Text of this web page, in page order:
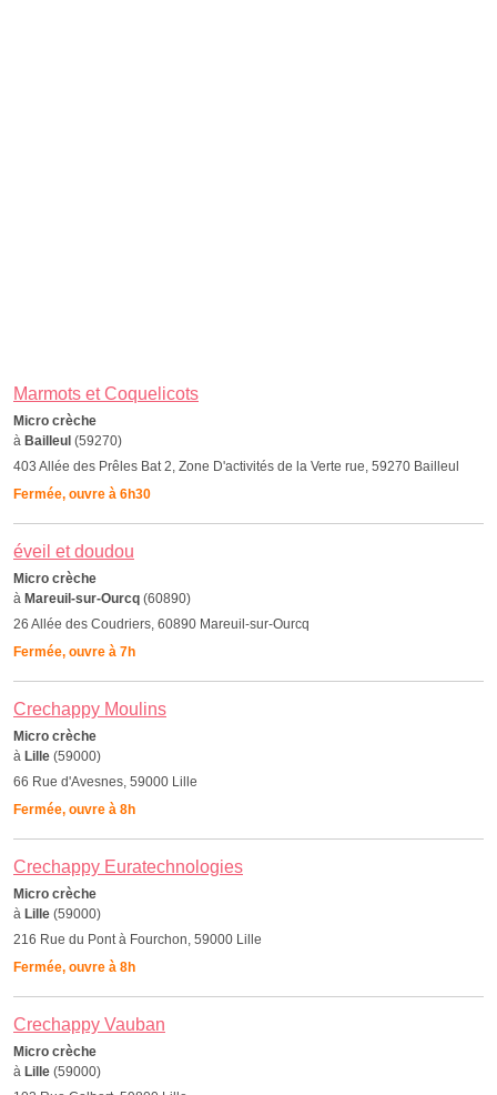
Marmots et Coquelicots
Micro crèche
à Bailleul (59270)
403 Allée des Prêles Bat 2, Zone D'activités de la Verte rue, 59270 Bailleul
Fermée, ouvre à 6h30
éveil et doudou
Micro crèche
à Mareuil-sur-Ourcq (60890)
26 Allée des Coudriers, 60890 Mareuil-sur-Ourcq
Fermée, ouvre à 7h
Crechappy Moulins
Micro crèche
à Lille (59000)
66 Rue d'Avesnes, 59000 Lille
Fermée, ouvre à 8h
Crechappy Euratechnologies
Micro crèche
à Lille (59000)
216 Rue du Pont à Fourchon, 59000 Lille
Fermée, ouvre à 8h
Crechappy Vauban
Micro crèche
à Lille (59000)